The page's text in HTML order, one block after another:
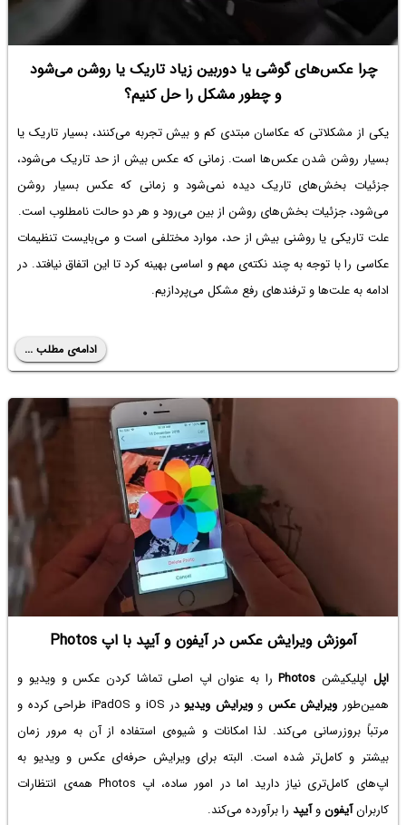
چرا عکس‌های گوشی یا دوربین زیاد تاریک یا روشن می‌شود
و چطور مشکل را حل کنیم؟
یکی از مشکلاتی که عکاسان مبتدی کم و بیش تجربه می‌کنند، بسیار تاریک یا
بسیار روشن شدن عکس‌ها است. زمانی که عکس بیش از حد تاریک می‌شود،
جزئیات بخش‌های تاریک دیده نمی‌شود و زمانی که عکس بسیار روشن
می‌شود، جزئیات بخش‌های روشن از بین می‌رود و هر دو حالت نامطلوب است.
علت تاریکی یا روشنی بیش از حد، موارد مختلفی است و می‌بایست تنظیمات
عکاسی را با توجه به چند نکته‌ی مهم و اساسی بهینه کرد تا این اتفاق نیافتد. در
ادامه به علت‌ها و ترفندهای رفع مشکل می‌پردازیم.
ادامه‌ی مطلب ...
آموزش ویرایش عکس در آیفون و آیپد با اپ Photos
اپل اپلیکیشن Photosرا به عنوان اپ اصلی تماشا کردن عکس و ویدیو و
همین‌طور ویرایش عکس وویرایش ویدیو
در iOS و iPadOS طراحی کرده و
مرتباً بروزرسانی می‌کند. لذا امکانات و شیوه‌ی استفاده از آن به مرور زمان
بیشتر و کامل‌تر شده است. البته برای ویرایش حرفه‌ای عکس و ویدیو به
اپ‌های کامل‌تری نیاز دارید اما در امور ساده، اپ Photos همه‌ی انتظارات
کاربرانآیفونوآیپد را برآورده می‌کند.